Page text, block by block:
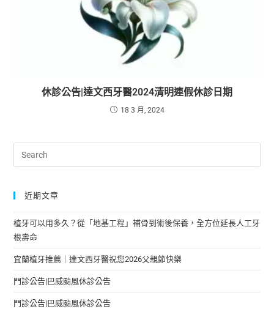
休診公告|達文西牙醫2024清明連假休診日期
18 3 月, 2024
近期文章
植牙可以用多久？從「地基工程」補骨到術後保養，全方位延長人工牙
根壽命
宜蘭植牙推薦｜達文西牙醫祝您2026父親節快樂
門診公告|巴威颱風休診公告
門診公告|巴威颱風休診公告